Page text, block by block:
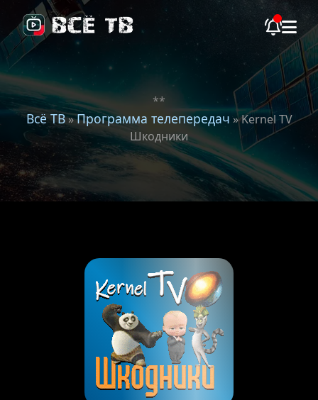
**
Всё ТВ»Программа телепередач » Kernel TV
Шкодники